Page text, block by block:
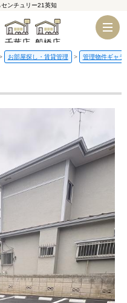
ンチュリー21英知
千葉店 船橋店
お部屋探し・賃貸管理 管理物件ギャラ